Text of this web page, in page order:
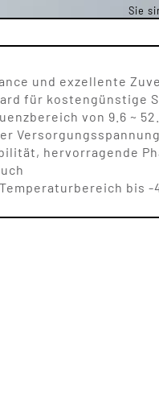
Sie
und exzellente
für kostengünstige
von 9.6 ~
hervorragende
bis -